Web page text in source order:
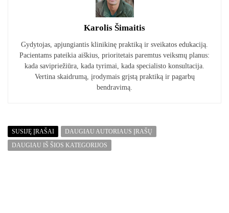
Karolis Šimaitis
Gydytojas, apjungiantis klinikinę praktiką ir sveikatos edukaciją.
Pacientams pateikia aiškius, prioritetais paremtus veiksmų planus:
kada savipriežiūra, kada tyrimai, kada specialisto konsultacija.
Vertina skaidrumą, įrodymais grįstą praktiką ir pagarbų
bendravimą.
SUSIJĘ ĮRAŠAI
DAUGIAU AUTORIAUS ĮRAŠŲ
DAUGIAU IŠ ŠIOS KATEGORIJOS